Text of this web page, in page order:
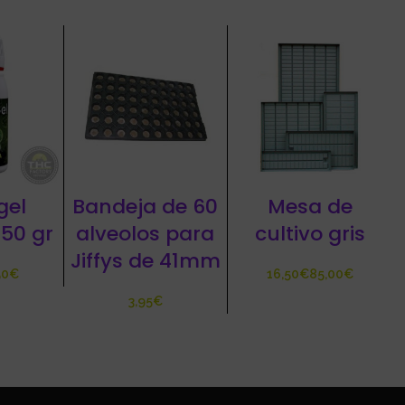
gr
€
Bandeja de 60
alveolos para
Jiffys de 41mm
€
Mesa de
cultivo gris
€ €